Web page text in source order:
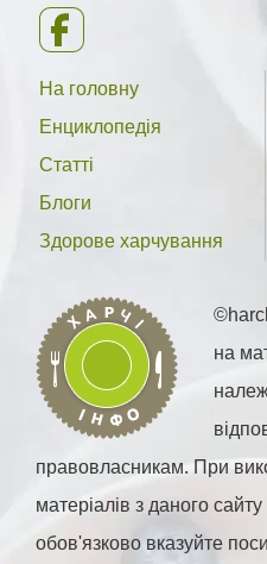
На головну
Енциклопедія
Статті
Блоги
Здорове харчування
на
правовласникам. При
матеріалів з даного
обов'язково вказуйте